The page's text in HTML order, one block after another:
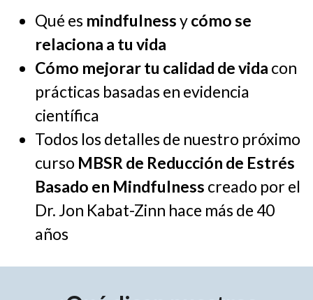
Qué es mindfulnessycómo se
relaciona a tu vida
Cómo mejorar tu calidad de vida con
prácticas basadas en evidencia
científica
Todos los detalles de nuestro próximo
curso MBSR de Reducción de Estrés
Basado en Mindfulness creado por el
Dr. Jon Kabat-Zinn hace más de 40
años